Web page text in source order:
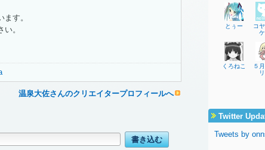
す。
。
温泉大佐さんのクリエイタープロフィールへ
とぅー
コ
くろねこ
５
Twitter
Tweets by